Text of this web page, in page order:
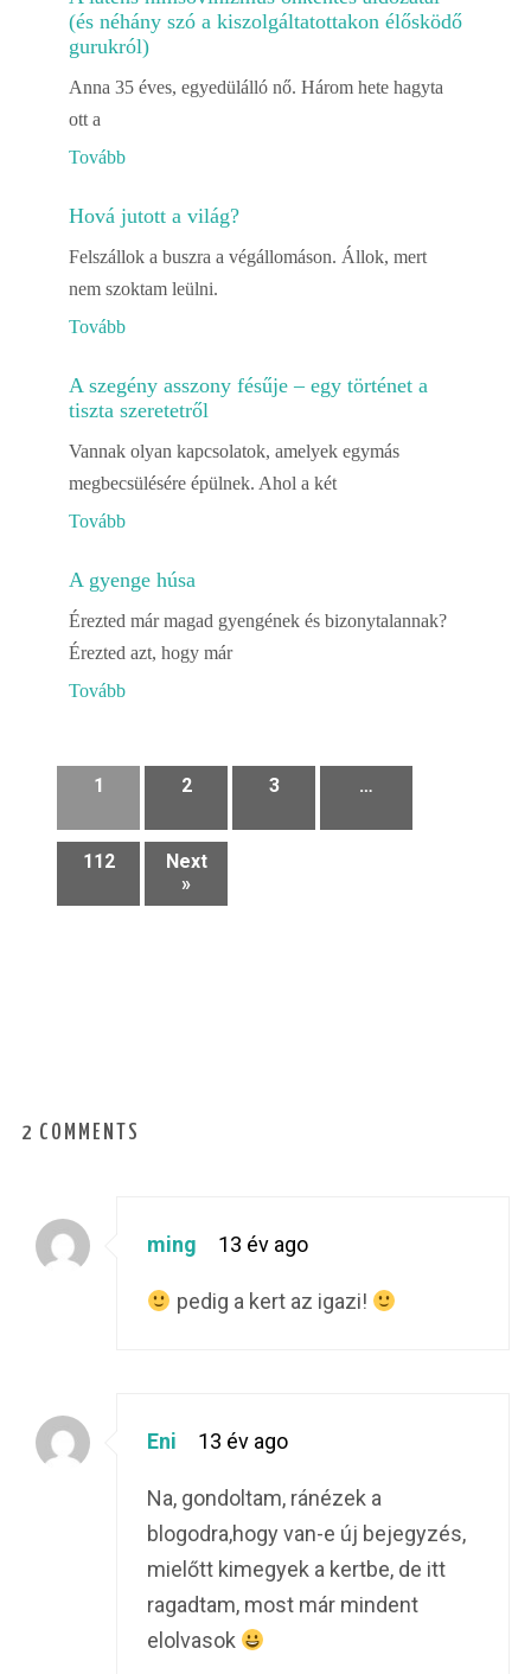
(és néhány szó a kiszolgáltatottakon élősködő
gurukról)
Anna 35 éves, egyedülálló nő. Három hete hagyta
ott a
Tovább
Hová jutott a világ?
Felszállok a buszra a végállomáson. Állok, mert
nem szoktam leülni.
Tovább
A szegény asszony fésűje – egy történet a
tiszta szeretetről
Vannak olyan kapcsolatok, amelyek egymás
megbecsülésére épülnek. Ahol a két
Tovább
A gyenge húsa
Érezted már magad gyengének és bizonytalannak?
Érezted azt, hogy már
Tovább
1 2 3 …
112
Next
»
2 COMMENTS
ming 13 év ago
pedig a kert az igazi!
Eni 13 év ago
Na, gondoltam, ránézek a
blogodra,hogy van-e új bejegyzés,
mielőtt kimegyek a kertbe, de itt
ragadtam, most már mindent
elolvasok